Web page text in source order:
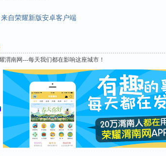
来自荣耀新版安卓客户端
渭南网---每天我们都在影响这座城市！